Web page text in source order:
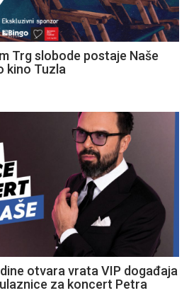
Trg slobode postaje Naše
kino Tuzla
otvara vrata VIP događaja
za koncert Petra